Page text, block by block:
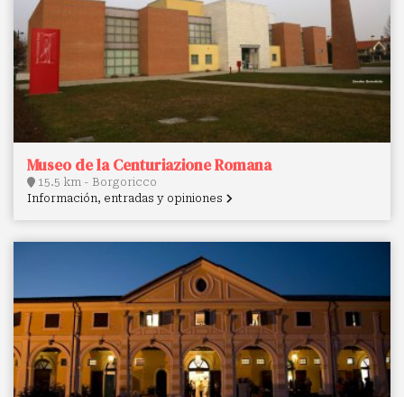
Museo de la Centuriazione Romana
15.5 km - Borgoricco
Información, entradas y opiniones